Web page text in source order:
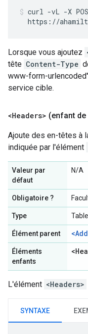
curl -vL -X
https://
Lorsque vous ajoutez
tête Content-Type
www-form-
service cible.
<Headers> (enfant de
Ajoute des en-têtes à
indiquée par l'élément
Valeur par
défaut
N/A
Obligatoire ?
Type
Élément parent
Éléments
enfants
L'élément <Headers>
SYNTAXE